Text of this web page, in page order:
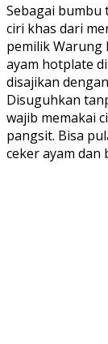
Sebagai bumbu
ciri khas dari
pemilik Warung
ayam hotplate
disajikan
Disuguhkan
wajib memakai
pangsit. Bisa
ceker ayam dan